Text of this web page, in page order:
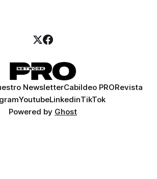
NewsletterCabildeo PRORevista
YoutubeLinkedinTikTok
Powered by Ghost